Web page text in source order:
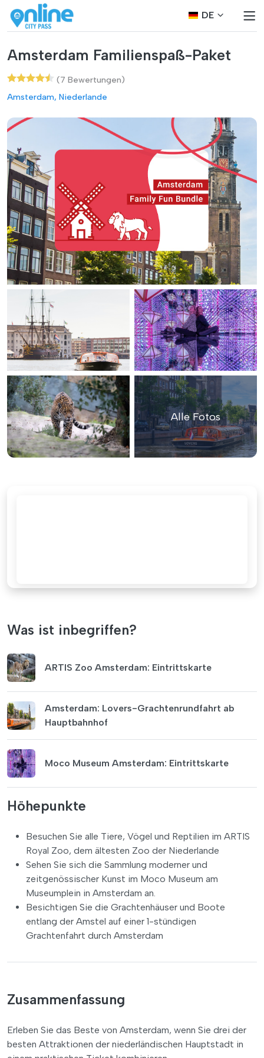
DE
Amsterdam Familienspaß-Paket
(7 Bewertungen)
Amsterdam, Niederlande
Alle Fotos
Was ist inbegriffen?
ARTIS Zoo Amsterdam: Eintrittskarte
Amsterdam: Lovers-Grachtenrundfahrt ab
Hauptbahnhof
Moco Museum Amsterdam: Eintrittskarte
Höhepunkte
Besuchen Sie alle Tiere, Vögel und Reptilien im ARTIS
Royal Zoo, dem ältesten Zoo der Niederlande
Sehen Sie sich die Sammlung moderner und
zeitgenössischer Kunst im Moco Museum am
Museumplein in Amsterdam an.
Besichtigen Sie die Grachtenhäuser und Boote
entlang der Amstel auf einer 1-stündigen
Grachtenfahrt durch Amsterdam
Zusammenfassung
Erleben Sie das Beste von Amsterdam, wenn Sie drei der
besten Attraktionen der niederländischen Hauptstadt in